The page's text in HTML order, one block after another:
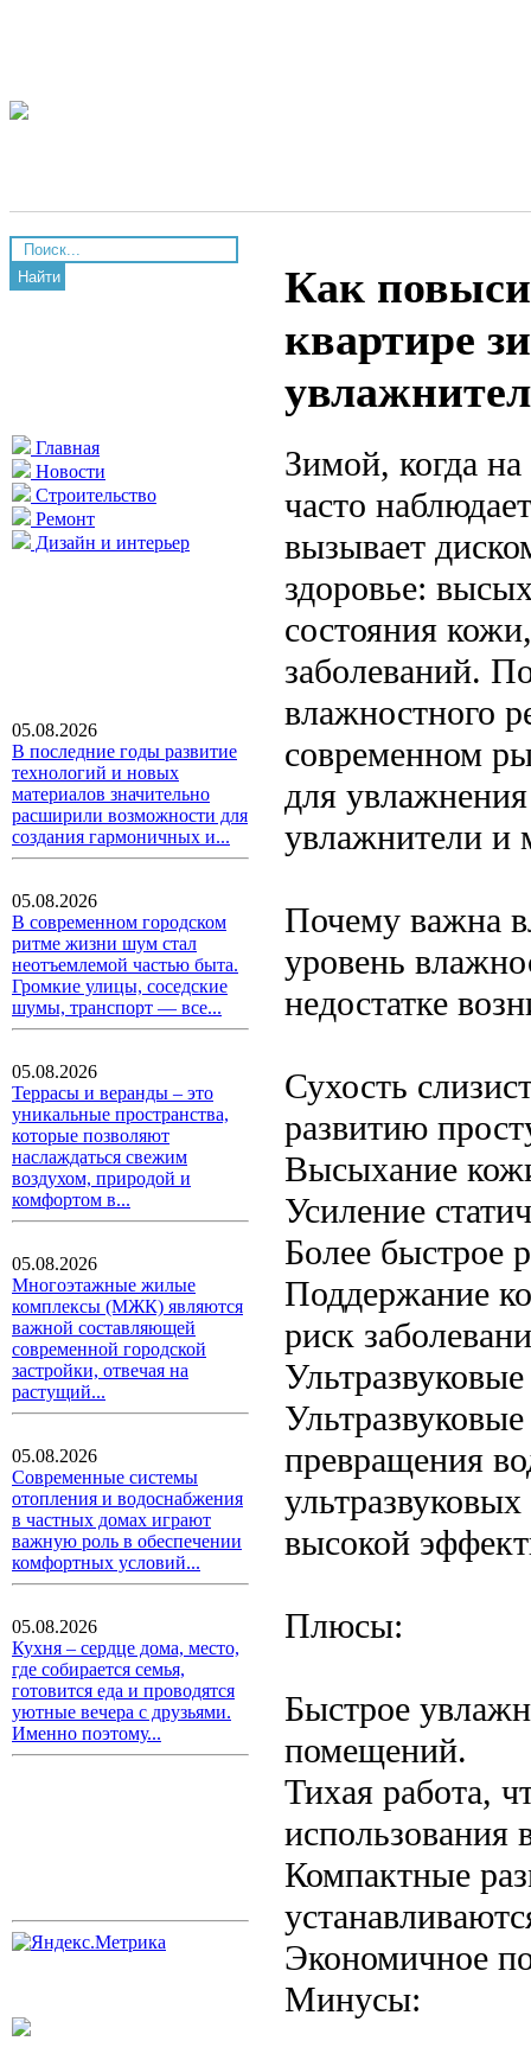
Найти
Главная
Новости
Строительство
Ремонт
Дизайн и интерьер
05.08.2026
В последние годы развитие
технологий и новых
материалов значительно
расширили возможности для
создания гармоничных и...
05.08.2026
В современном городском
ритме жизни шум стал
неотъемлемой частью быта.
Громкие улицы, соседские
шумы, транспорт — все...
05.08.2026
Террасы и веранды – это
уникальные пространства,
которые позволяют
наслаждаться свежим
воздухом, природой и
комфортом в...
05.08.2026
Многоэтажные жилые
комплексы (МЖК) являются
важной составляющей
современной городской
застройки, отвечая на
растущий...
05.08.2026
Современные системы
отопления и водоснабжения
в частных домах играют
важную роль в обеспечении
комфортных условий...
05.08.2026
Кухня – сердце дома, место,
где собирается семья,
готовится еда и проводятся
уютные вечера с друзьями.
Именно поэтому...
Как
квартире
Зимой, когда
часто
вызывает
здоровье:
состояния
заболеваний.
влажностного
современном
для
увлажнители и
Почему важна
уровень
недостатке
Сухость
развитию
Высыхание
Усиление
Более быстрое
Поддержание
риск
превращения
высокой
Плюсы:
Быстрое
помещений.
Тихая работа,
использования
Компактные
Экономичное
Минусы: